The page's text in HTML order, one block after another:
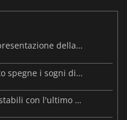
MARVEL Tōkon debutta con la presentazione della roadmap per il primo anno
Steam Frame: il prezzo trapelato spegne i sogni di un VR economico
Palworld: Sunreach e boss più stabili con l'ultimo update